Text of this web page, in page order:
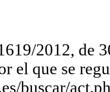
2012, de
el que se
buscar/